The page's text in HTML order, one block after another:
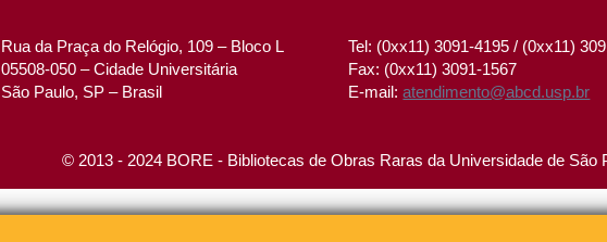
Rua da Praça do Relógio, 109 – Bloco L
05508-050 – Cidade Universitária
São Paulo, SP – Brasil
Tel: (0xx11) 3091-4195 / (0xx11)
Fax: (0xx11) 3091-1567
E-mail:atendimento@abcd.usp.br
© 2013 - 2024 BORE - Bibliotecas de Obras Raras da Universidade de São